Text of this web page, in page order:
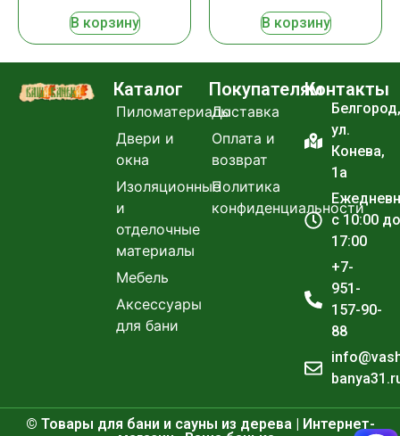
В корзину В корзину
Каталог
Пиломатериалы
Двери и
окна
Изоляционные
и
отделочные
материалы
Мебель
Аксессуары
для бани
Покупателям
Доставка
Оплата и
возврат
Политика
конфиденциальности
Контакты
Белгород,
ул.
Конева,
1а
с 10:00 до
17:00
+7-
951-
157-90-
88
© Товары для бани и сауны из дерева | Интернет-